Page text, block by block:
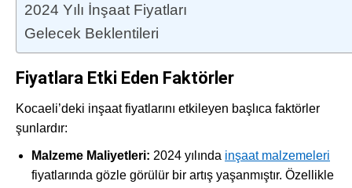
2024 Yılı İnşaat Fiyatları
Gelecek Beklentileri
Fiyatlara Etki Eden Faktörler
Kocaeli’deki inşaat fiyatlarını etkileyen başlıca faktörler
şunlardır:
Malzeme Maliyetleri: 2024 yılında inşaat malzemeleri
fiyatlarında gözle görülür bir artış yaşanmıştır. Özellikle